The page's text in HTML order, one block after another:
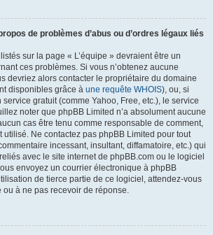
de problèmes d’abus ou d’ordres légaux liés
sur la page « L’équipe » devraient être un
ces problèmes. Si vous n’obtenez aucune
devriez alors contacter le propriétaire du domaine
disponibles grâce à une requête WHOIS), ou, si
gratuit (comme Yahoo, Free, etc.), le service
noter que phpBB Limited n’a absolument aucune
cas être tenu comme responsable de comment,
utilisé. Ne contactez pas phpBB Limited pour tout
incessant, insultant, diffamatoire, etc.) qui
avec le site internet de phpBB.com ou le logiciel
envoyez un courrier électronique à phpBB
de tierce partie de ce logiciel, attendez-vous
à ne pas recevoir de réponse.